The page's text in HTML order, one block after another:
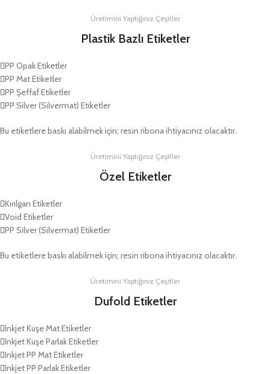
Üretimini Yaptığınız Çeşitler
Plastik Bazlı Etiketler
PP Opak Etiketler
PP Mat Etiketler
PP Şeffaf Etiketler
PP Silver (Silvermat) Etiketler
Bu etiketlere baskı alabilmek için; resin ribona ihtiyacınız olacaktır.
Üretimini Yaptığınız Çeşitler
Özel Etiketler
Kırılgan Etiketler
Void Etiketler
PP Silver (Silvermat) Etiketler
Bu etiketlere baskı alabilmek için; resin ribona ihtiyacınız olacaktır.
Üretimini Yaptığınız Çeşitler
Dufold Etiketler
Inkjet Kuşe Mat Etiketler
Inkjet Kuşe Parlak Etiketler
Inkjet PP Mat Etiketler
Inkjet PP Parlak Etiketler